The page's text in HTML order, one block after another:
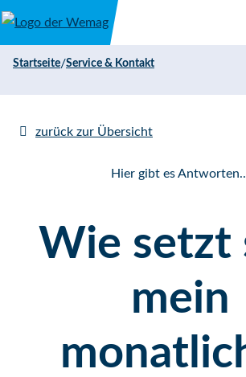
Direkt zum Inhalt
Startseite/Service & Kontakt
zurück zur Übersicht
Hier gibt es
Wie setzt
mein